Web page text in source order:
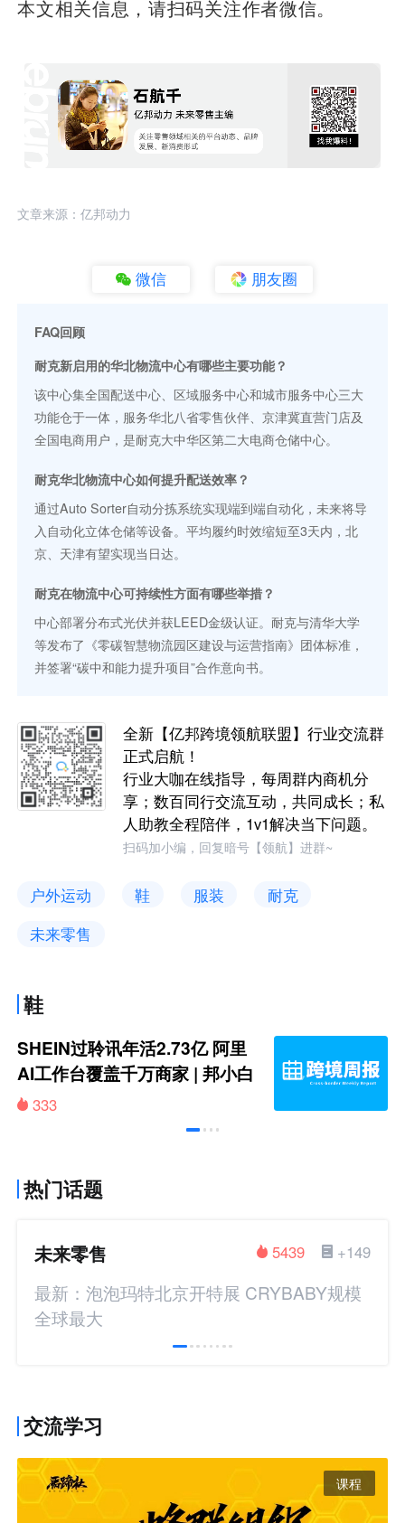
本文相关信息，请扫码关注作者微信。
文章来源：亿邦动力
微信 朋友圈
FAQ回顾
耐克新启用的华北物流中心有哪些主要功能？
该中心集全国配送中心、区域服务中心和城市服务中心三大
功能仓于一体，服务华北八省零售伙伴、京津冀直营门店及
全国电商用户，是耐克大中华区第二大电商仓储中心。
耐克华北物流中心如何提升配送效率？
通过Auto Sorter自动分拣系统实现端到端自动化，未来将导
入自动化立体仓储等设备。平均履约时效缩短至3天内，北
京、天津有望实现当日达。
耐克在物流中心可持续性方面有哪些举措？
中心部署分布式光伏并获LEED金级认证。耐克与清华大学
等发布了《零碳智慧物流园区建设与运营指南》团体标准，
并签署“碳中和能力提升项目”合作意向书。
全新【亿邦跨境领航联盟】行业交流群
正式启航！
行业大咖在线指导，每周群内商机分
享；数百同行交流互动，共同成长；私
人助教全程陪伴，1v1解决当下问题。
扫码加小编，回复暗号【领航】进群~
户外运动 鞋 服装
耐克
未来零售
鞋
SHEIN过聆讯年活2.73亿 阿里
AI工作台覆盖千万商家 | 邦小白
跨境周报
333
热门话题
未来零售 +149
5439
最新：泡泡玛特北京开特展 CRYBABY规模
全球最大
交流学习
课程